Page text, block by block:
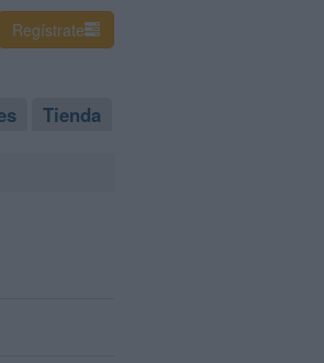
Regístrate
Tienda